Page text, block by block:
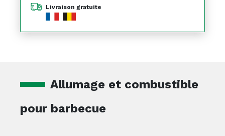
Livraison gratuite
Allumage et combustible
pour barbecue